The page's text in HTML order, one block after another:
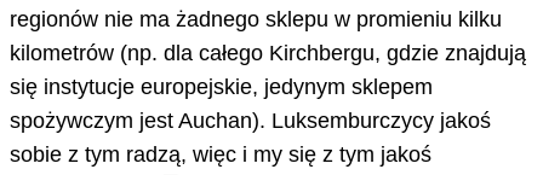
regionów nie ma żadnego sklepu w promieniu kilku
kilometrów (np. dla całego Kirchbergu, gdzie znajdują
się instytucje europejskie, jedynym sklepem
spożywczym jest Auchan). Luksemburczycy jakoś
sobie z tym radzą, więc i my się z tym jakoś